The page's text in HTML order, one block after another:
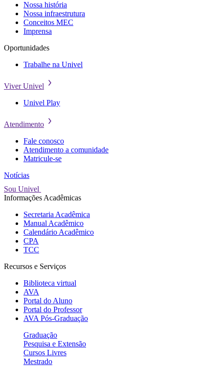
Nossa história
Nossa infraestrutura
Conceitos MEC
Imprensa
Oportunidades
Trabalhe na Univel
Viver Univel
Univel Play
Atendimento
Fale conosco
Atendimento a comunidade
Matricule-se
Notícias
Sou Univel
Informações Acadêmicas
Secretaria Acadêmica
Manual Acadêmico
Calendário Acadêmico
CPA
TCC
Recursos e Serviços
Biblioteca virtual
AVA
Portal do Aluno
Portal do Professor
AVA Pós-Graduação
Graduação
Pesquisa e Extensão
Cursos Livres
Mestrado